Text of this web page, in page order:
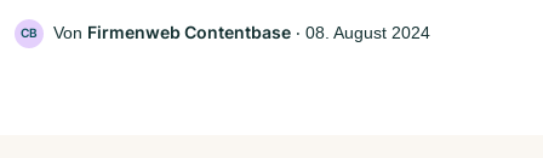
CB Von Firmenweb Contentbase ‧ 08. August 2024